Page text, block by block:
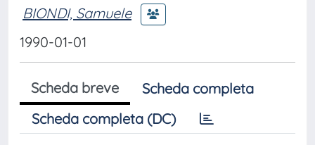
BIONDI, Samuele
1990-01-01
Scheda breve
Scheda completa
Scheda completa (DC)